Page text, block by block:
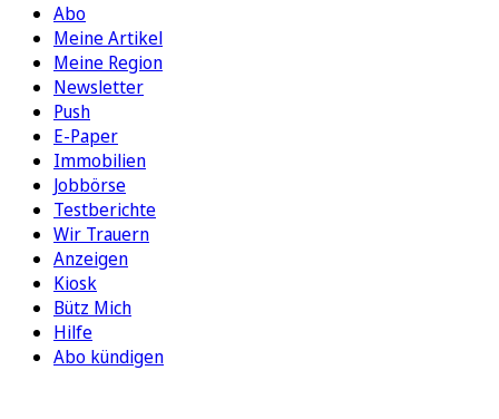
Abo
Meine Artikel
Meine Region
Newsletter
Push
E-Paper
Immobilien
Jobbörse
Testberichte
Wir Trauern
Anzeigen
Kiosk
Bütz Mich
Hilfe
Abo kündigen